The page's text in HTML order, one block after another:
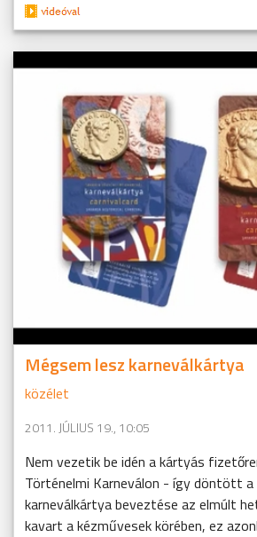
Mégsem lesz karneválkártya
közélet
2011. JÚLIUS 19., 10:05
Nem vezetik be idén a kártyás
Történelmi Karneválon - így döntött a
karneválkártya beveztése az elmúlt
kavart a kézművesek körében, ez